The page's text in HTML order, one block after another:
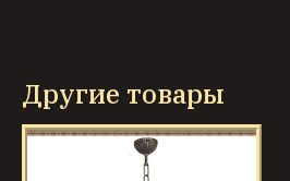
Другие товары